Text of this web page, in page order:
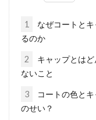
1
なぜコートと
るのか
2
キャップとは
ないこと
3
コートの色と
のせい？